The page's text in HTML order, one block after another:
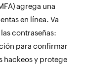
agrega una
en línea. Va
contraseñas:
para confirmar
hackeos y protege